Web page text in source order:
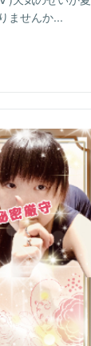
ませんか...